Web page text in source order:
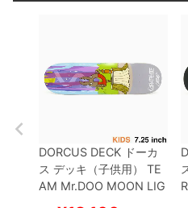
DORCUS DECK ドーカ
ス デッキ（子供用）
TE
AM Mr.DOO MOON LIG